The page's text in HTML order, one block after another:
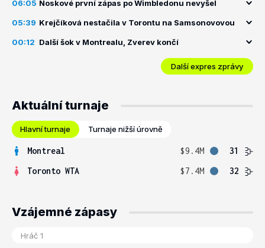
06:05 Noskové první zápas po Wimbledonu nevyšel
05:39 Krejčíková nestačila v Torontu na Samsonovovou
00:12 Další šok v Montrealu, Zverev končí
Další expres zprávy
Aktuální turnaje
Hlavní turnaje Turnaje nižší úrovně
Montreal $9.4M
31
Toronto WTA
$7.4M 32
Vzájemné zápasy